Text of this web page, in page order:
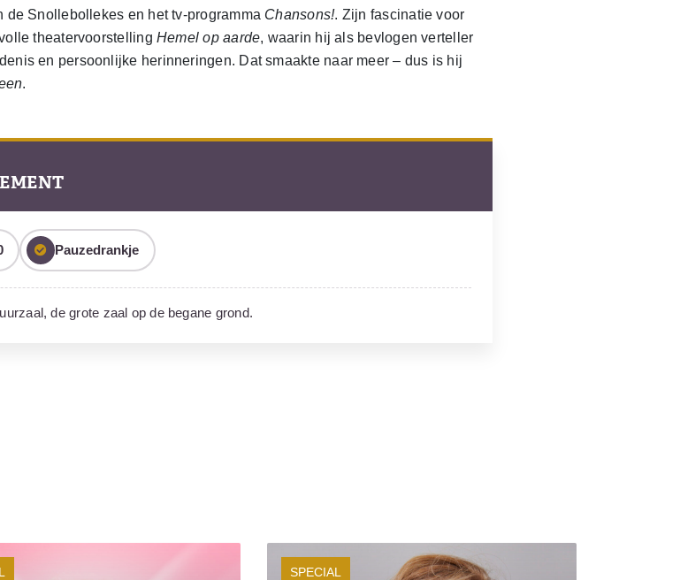
de Snollebollekes en het tv-programma Chansons!. Zijn fascinatie voor
theatervoorstellingHemel op aarde, waarin hij als bevlogen verteller
en persoonlijke herinneringen. Dat smaakte naar meer – dus is hij
.
Pauzedrankje
de grote zaal op de begane grond.
SPECIAL